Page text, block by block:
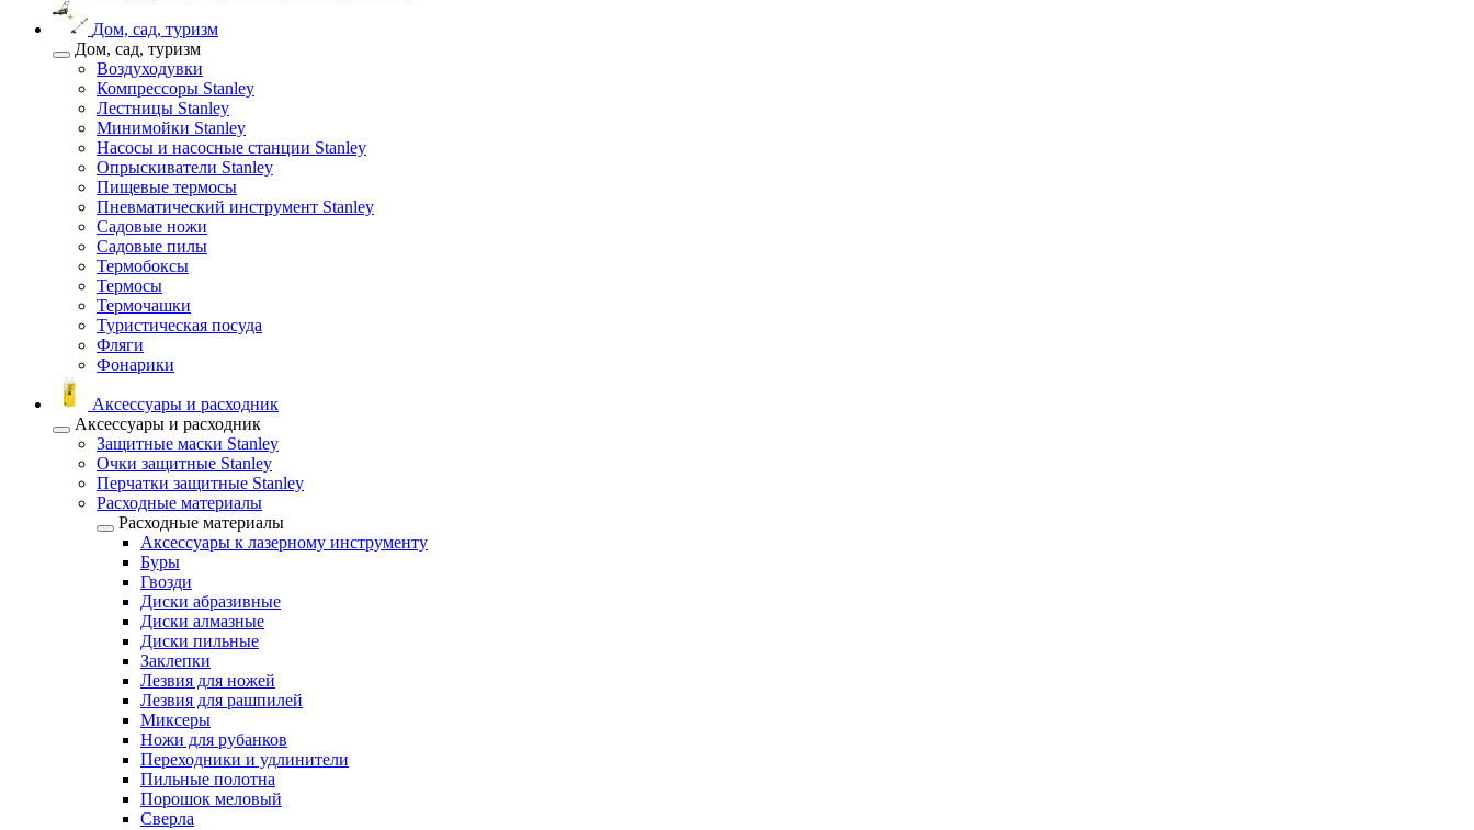
Дом, сад, туризм
Дом, сад, туризм
Воздуходувки
Компрессоры Stanley
Лестницы Stanley
Минимойки Stanley
Насосы и насосные станции Stanley
Опрыскиватели Stanley
Пищевые термосы
Пневматический инструмент Stanley
Садовые ножи
Садовые пилы
Термобоксы
Термосы
Термочашки
Туристическая посуда
Фляги
Фонарики
Аксессуары и расходник
Аксессуары и расходник
Защитные маски Stanley
Очки защитные Stanley
Перчатки защитные Stanley
Расходные материалы
Расходные материалы
Аксессуары к лазерному инструменту
Буры
Гвозди
Диски абразивные
Диски алмазные
Диски пильные
Заклепки
Лезвия для ножей
Лезвия для рашпилей
Миксеры
Ножи для рубанков
Переходники и удлинители
Пильные полотна
Порошок меловый
Сверла